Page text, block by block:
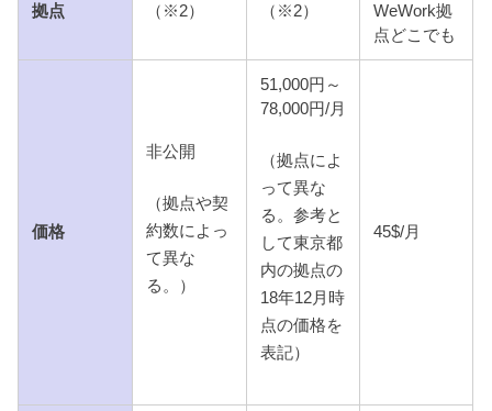
拠点
（※2）
（※2）
WeWork拠
点どこでも
価格
非公開
（拠点や契
約数によっ
て異な
る。）
51,000円～
78,000円/月
（拠点によ
って異な
る。参考と
して東京都
内の拠点の
18年12月時
点の価格を
表記）
45$/月